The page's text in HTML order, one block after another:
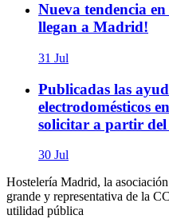
Nueva tendencia
llegan a Madrid!
31 Jul
Publicadas las
electrodomésticos
solicitar a partir del
30 Jul
Hostelería Madrid, la
grande y representativa de la
utilidad pública